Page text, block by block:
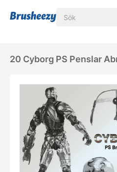
20 Cyborg PS Penslar